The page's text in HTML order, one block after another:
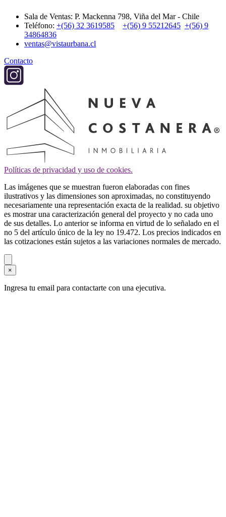
Sala de Ventas: P. Mackenna 798, Viña del Mar - Chile
Teléfono: +(56) 32 3619585 +(56) 9 55212645 +(56) 9
34864836
ventas@vistaurbana.cl
Contacto
Políticas de privacidad y uso de cookies.
Las imágenes que se muestran fueron elaboradas con fines
ilustrativos y las dimensiones son aproximadas, no constituyendo
necesariamente una representación exacta de la realidad. su objetivo
es mostrar una caracterización general del proyecto y no cada uno
de sus detalles. Lo anterior se informa en virtud de lo señalado en el
no 5 del artículo único de la ley no 19.472. Los precios indicados en
las cotizaciones están sujetos a las variaciones normales de mercado.
×
Ingresa tu email para contactarte con una ejecutiva.